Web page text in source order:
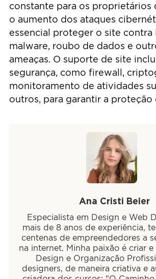
constante para os proprietários
o aumento dos ataques
essencial proteger o site contra
malware, roubo de dados e
ameaças. O suporte de site
segurança, como firewall,
monitoramento de atividades
outros, para garantir a proteção
Ana Cristi Beier
Especialista em Design e Web
mais de 8 anos de experiência,
centenas de empreendedores a
na internet. Minha paixão é criar
Design e Organização
designers, de maneira criativa e